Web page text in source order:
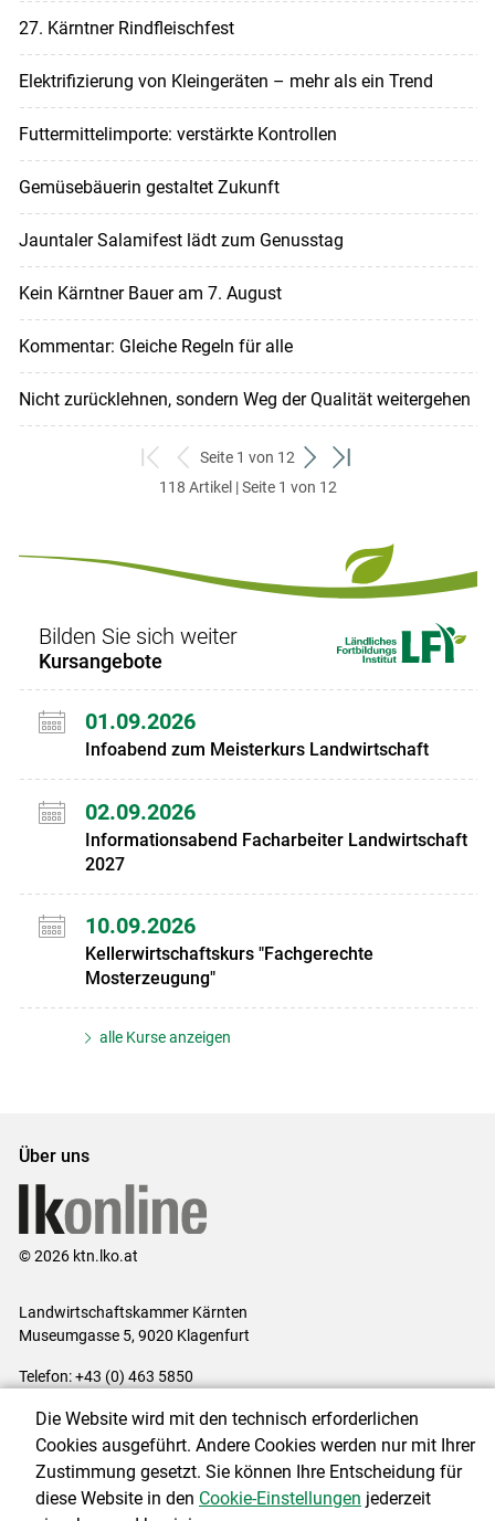
27. Kärntner Rindfleischfest
Elektrifizierung von Kleingeräten – mehr als ein Trend
Futtermittelimporte: verstärkte Kontrollen
Gemüsebäuerin gestaltet Zukunft
Jauntaler Salamifest lädt zum Genusstag
Kein Kärntner Bauer am 7. August
Kommentar: Gleiche Regeln für alle
Nicht zurücklehnen, sondern Weg der Qualität weitergehen
zum
ersten
zurück
zum
Seite 1 von 12
weiter
zum
zum
118 Artikel | Seite 1 von 12
Bilden Sie sich weiter
Kursangebote
01.09.2026
Infoabend zum Meisterkurs Landwirtschaft
02.09.2026
Informationsabend Facharbeiter Landwirtschaft
2027
10.09.2026
Kellerwirtschaftskurs "Fachgerechte
Mosterzeugung"
alle Kurse anzeigen
Über uns
© 2026 ktn.lko.at
Landwirtschaftskammer Kärnten
Museumgasse 5, 9020 Klagenfurt
Telefon: +43 (0) 463 5850
Impressum|Kontakt|Datenschutzerklärung|Barrierefreiheit|
Cookie-Einstellungen
Die Website wird mit den technisch erforderlichen
Cookies ausgeführt. Andere Cookies werden nur mit Ihrer
Zustimmung gesetzt. Sie können Ihre Entscheidung für
diese Website in den Cookie-Einstellungen jederzeit